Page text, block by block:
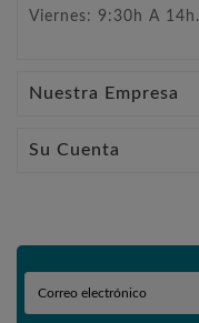
Viernes: 9:30h A 14h.
Nuestra Empresa
Su Cuenta